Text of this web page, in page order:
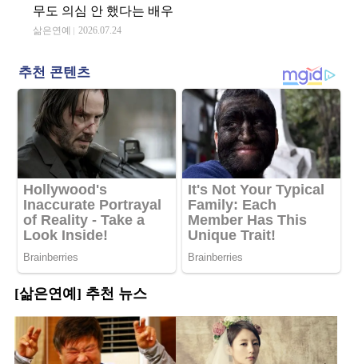
무도 의심 안 했다는 배우
삶은연예 2026.07.24
[삶은연예] 추천 뉴스